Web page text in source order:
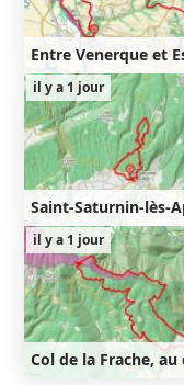
25km
450m
il y a 1 jour
9km
350m
il y a 1 jour